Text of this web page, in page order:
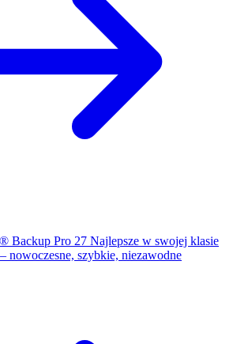
® Backup Pro 27 Najlepsze w swojej klasie
nowoczesne, szybkie, niezawodne